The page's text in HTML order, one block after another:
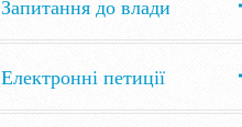
Запитання до влади
Електронні петиції